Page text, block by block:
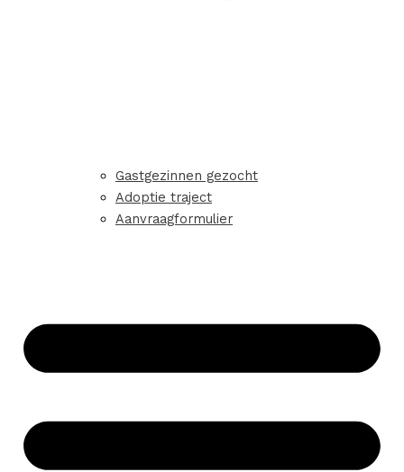
Gastgezinnen gezocht
Adoptie traject
Aanvraagformulier